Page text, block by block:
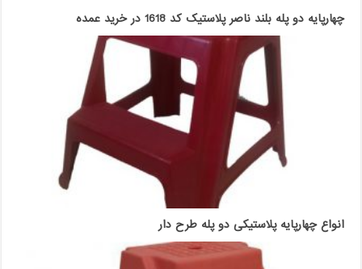
چهارپایه دو پله بلند ناصر پلاستیک کد 1618 در خرید عمده
انواع چهارپایه پلاستیکی دو پله طرح دار